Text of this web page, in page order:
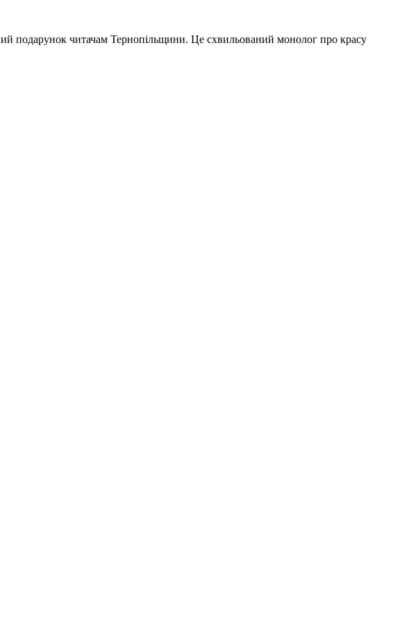
подарунок читачам Тернопільщини. Це схвильований монолог про красу